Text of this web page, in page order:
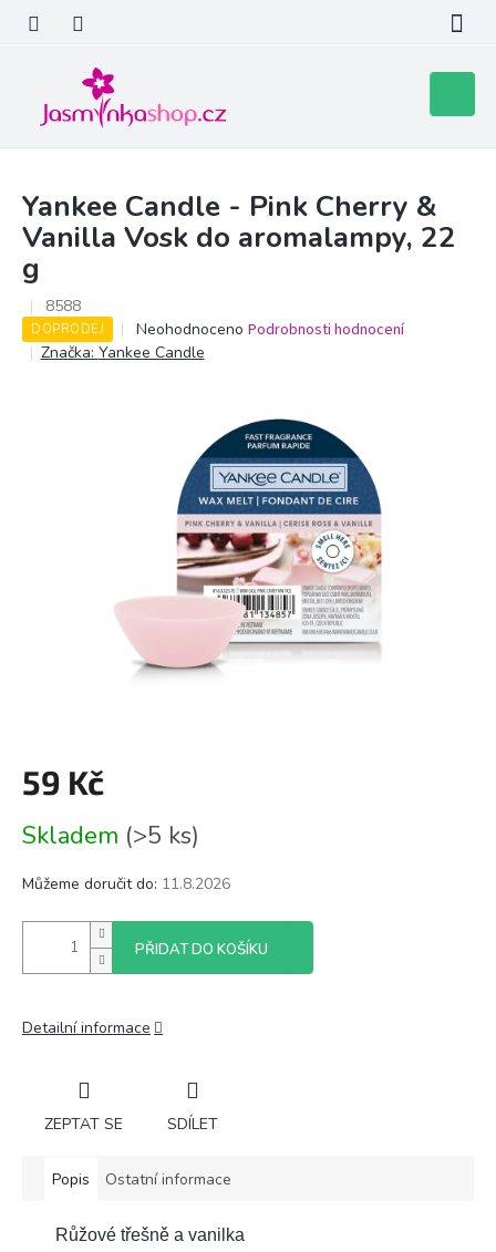
obsah
košík
Yankee Candle - Pink Cherry &
Vanilla Vosk do aromalampy, 22
g
8588
DOPRODEJ
Průměrné
hodnocení
hvězdiček.
Neohodnoceno Podrobnosti hodnocení
Značka: Yankee Candle
59 Kč
cena:
Skladem (>5 ks)
Můžeme doručit do: 11.8.2026
PŘIDAT DO KOŠÍKU
Detailní informace
ZEPTAT SE SDÍLET
Popis Ostatní informace
Růžové třešně a vanilka